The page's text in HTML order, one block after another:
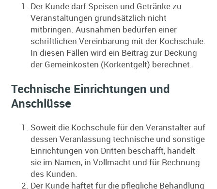
Der Kunde darf Speisen und Getränke zu
Veranstaltungen grundsätzlich nicht
mitbringen. Ausnahmen bedürfen einer
schriftlichen Vereinbarung mit der Kochschule.
In diesen Fällen wird ein Beitrag zur Deckung
der Gemeinkosten (Korkentgelt) berechnet.
Technische Einrichtungen und
Anschlüsse
Soweit die Kochschule für den Veranstalter auf
dessen Veranlassung technische und sonstige
Einrichtungen von Dritten beschafft, handelt
sie im Namen, in Vollmacht und für Rechnung
des Kunden.
Der Kunde haftet für die pflegliche Behandlung